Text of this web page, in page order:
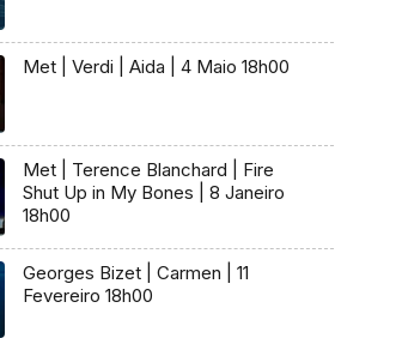
Met | Verdi | Aida | 4 Maio 18h00
Met | Terence Blanchard | Fire
Shut Up in My Bones | 8 Janeiro
18h00
Georges Bizet | Carmen | 11
Fevereiro 18h00